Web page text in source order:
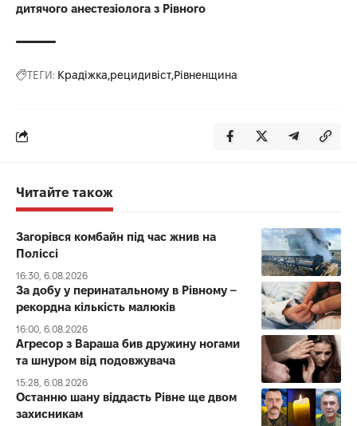
дитячого анестезіолога з Рівного
ТЕГИ: Крадіжка рецидивіст Рівненщина
Читайте також
Загорівся комбайн під час жнив на
Поліссі
16:30, 6.08.2026
За добу у перинатальному в Рівному –
рекордна кількість малюків
16:00, 6.08.2026
Агресор з Вараша бив дружину ногами
та шнуром від подовжувача
15:28, 6.08.2026
Останню шану віддасть Рівне ще двом
захисникам